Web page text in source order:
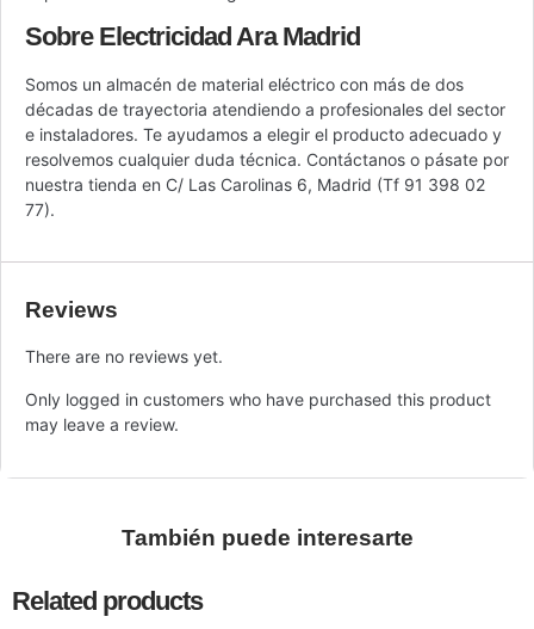
Sobre Electricidad Ara Madrid
Somos un almacén de material eléctrico con más de dos
décadas de trayectoria atendiendo a profesionales del sector
e instaladores. Te ayudamos a elegir el producto adecuado y
resolvemos cualquier duda técnica. Contáctanos o pásate por
nuestra tienda en C/ Las Carolinas 6, Madrid (Tf 91 398 02
77).
Reviews
There are no reviews yet.
Only logged in customers who have purchased this product
may leave a review.
También puede interesarte
Related products